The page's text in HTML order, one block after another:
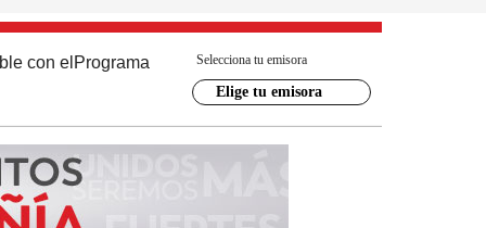
con el Programa Selecciona tu emisora
Elige tu emisora